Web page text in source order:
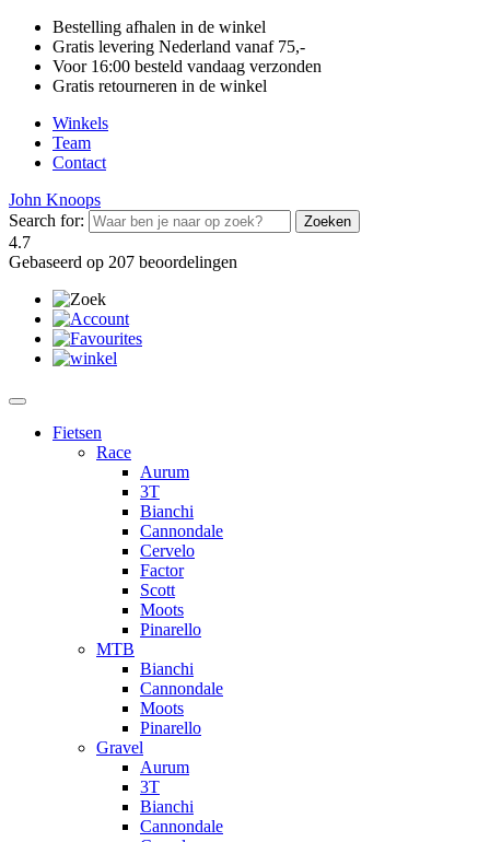
Bestelling afhalen in de winkel
Gratis levering Nederland vanaf 75,-
Voor 16:00 besteld vandaag verzonden
Gratis retourneren in de winkel
Winkels
Team
Contact
John Knoops
Search for:
4.7
Gebaseerd op 207 beoordelingen
Fietsen
Race
Aurum
3T
Bianchi
Cannondale
Cervelo
Factor
Scott
Moots
Pinarello
MTB
Bianchi
Cannondale
Moots
Pinarello
Gravel
Aurum
3T
Bianchi
Cannondale